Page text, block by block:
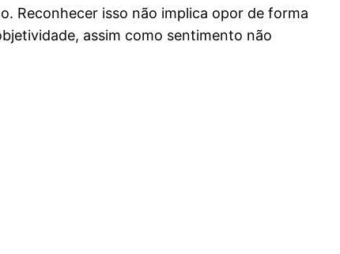
Reconhecer isso não implica opor de forma
assim como sentimento não